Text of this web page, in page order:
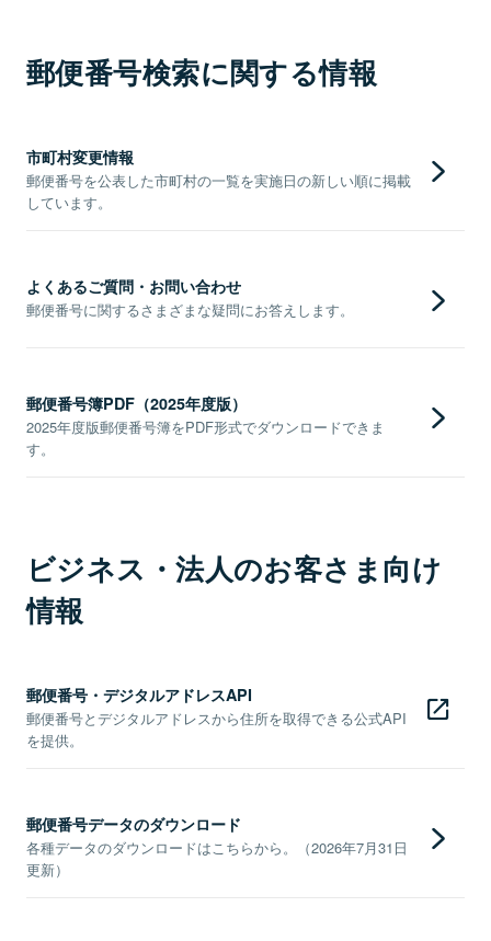
郵便番号検索に関する情報
市町村変更情報
郵便番号を公表した市町村の一覧を実施日の新しい順に掲載
しています。
よくあるご質問・お問い合わせ
郵便番号に関するさまざまな疑問にお答えします。
郵便番号簿PDF（2025年度版）
2025年度版郵便番号簿をPDF形式でダウンロードできま
す。
ビジネス・法人のお客さま向け
情報
郵便番号・デジタルアドレスAPI
郵便番号とデジタルアドレスから住所を取得できる公式API
を提供。
郵便番号データのダウンロード
各種データのダウンロードはこちらから。（2026年7月31日
更新）